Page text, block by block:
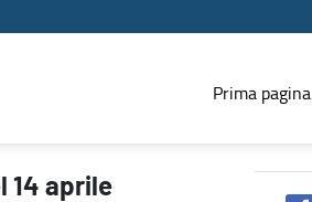
Prima pagina
14 aprile